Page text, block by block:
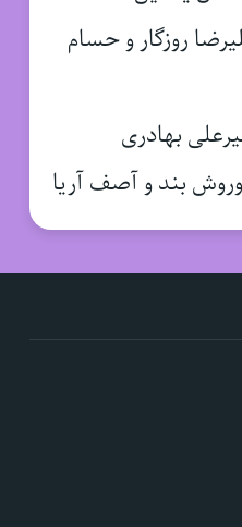
روزگار و حسام
بهادری
بند و آصف آریا